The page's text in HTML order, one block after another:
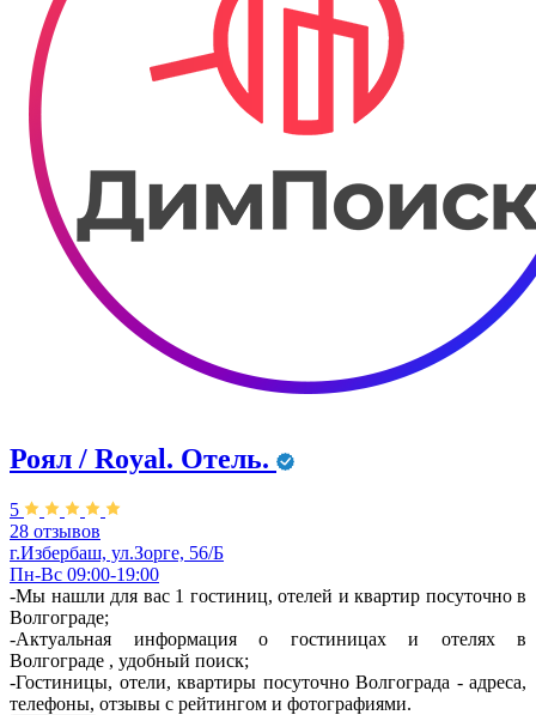
Роял / Royal. Отель.
5
28 отзывов
г.Избербаш, ул.Зорге, 56/Б
Пн-Вс 09:00-19:00
-Мы нашли для вас 1 гостиниц, отелей и квартир посуточно в
Волгограде;
-Актуальная информация о гостиницах и отелях в
Волгограде , удобный поиск;
-Гостиницы, отели, квартиры посуточно Волгограда - адреса,
телефоны, отзывы с рейтингом и фотографиями.